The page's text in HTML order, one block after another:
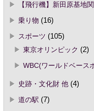
【飛行機】新田原基地
乗り物 (16)
スポーツ (105)
東京オリンピック (2)
WBC(ワールドベース
史跡・文化財 他(4)
道の駅 (7)